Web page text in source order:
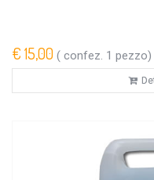
€ 15,00 ( confez. 1 pezzo)